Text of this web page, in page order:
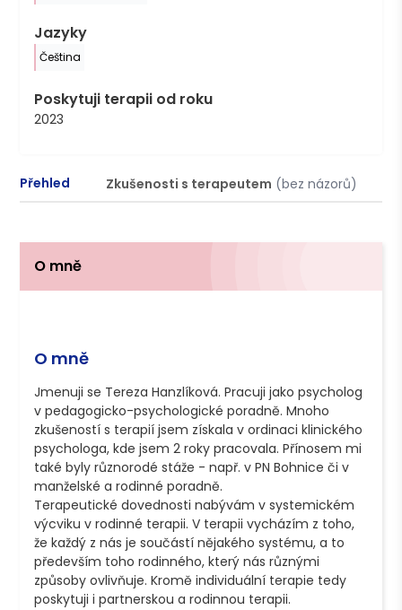
Jazyky
Čeština
Poskytuji terapii od roku
2023
Přehled Zkušenosti s terapeutem (bez názorů)
O mně
O mně
Jmenuji se Tereza Hanzlíková. Pracuji jako psycholog
v pedagogicko-psychologické poradně. Mnoho
zkušeností s terapií jsem získala v ordinaci klinického
psychologa, kde jsem 2 roky pracovala. Přínosem mi
také byly různorodé stáže - např. v PN Bohnice či v
manželské a rodinné poradně.
Terapeutické dovednosti nabývám v systemickém
výcviku v rodinné terapii. V terapii vycházím z toho,
že každý z nás je součástí nějakého systému, a to
především toho rodinného, který nás různými
způsoby ovlivňuje. Kromě individuální terapie tedy
poskytuji i partnerskou a rodinnou terapii.